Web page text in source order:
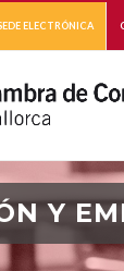
ELECTRÓNICA
Y